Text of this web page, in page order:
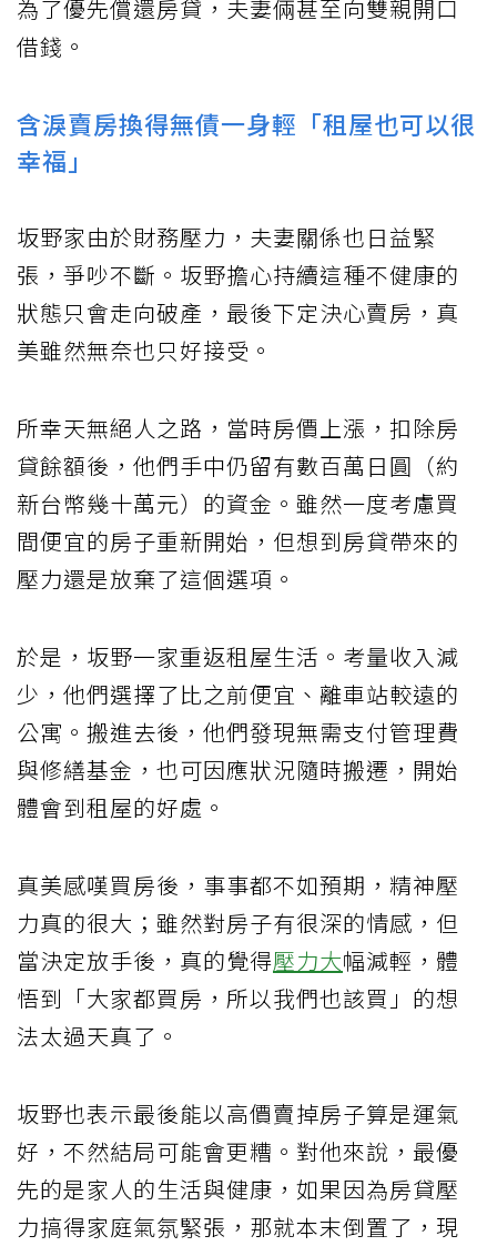
為了優先償還房貸，夫妻倆甚至向雙親開口
借錢。
含淚賣房換得無債一身輕「租屋也可以很
幸福」
坂野家由於財務壓力，夫妻關係也日益緊
張，爭吵不斷。坂野擔心持續這種不健康的
狀態只會走向破產，最後下定決心賣房，真
美雖然無奈也只好接受。
所幸天無絕人之路，當時房價上漲，扣除房
貸餘額後，他們手中仍留有數百萬日圓（約
新台幣幾十萬元）的資金。雖然一度考慮買
間便宜的房子重新開始，但想到房貸帶來的
壓力還是放棄了這個選項。
於是，坂野一家重返租屋生活。考量收入減
少，他們選擇了比之前便宜、離車站較遠的
公寓。搬進去後，他們發現無需支付管理費
與修繕基金，也可因應狀況隨時搬遷，開始
體會到租屋的好處。
真美感嘆買房後，事事都不如預期，精神壓
力真的很大；雖然對房子有很深的情感，但
當決定放手後，真的覺得壓力大幅減輕，體
悟到「大家都買房，所以我們也該買」的想
法太過天真了。
坂野也表示最後能以高價賣掉房子算是運氣
好，不然結局可能會更糟。對他來說，最優
先的是家人的生活與健康，如果因為房貸壓
力搞得家庭氣氛緊張，那就本末倒置了，現